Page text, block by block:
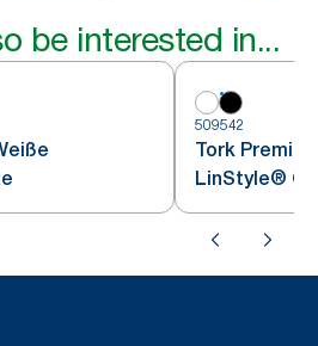
be interested in...
509542
Tork
LinStyle®